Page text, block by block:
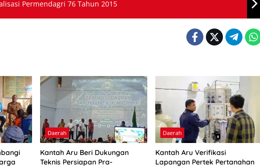
Permendagri 76 Tahun 2015
Daerah
Kantah Aru Beri Dukungan
Teknis Persiapan Pra-
Daerah
Kantah Aru Verifikasi
Lapangan Pertek Pertanahan